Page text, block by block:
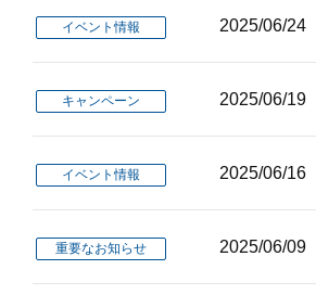
イベント情報 2025/06/24
キャンペーン 2025/06/19
イベント情報 2025/06/16
重要なお知らせ 2025/06/09